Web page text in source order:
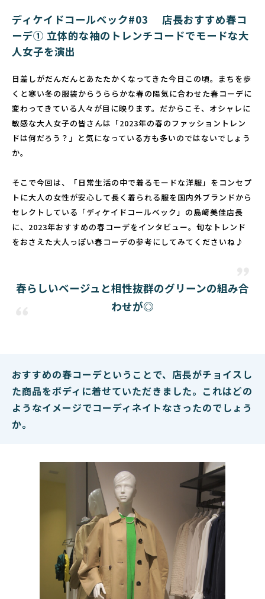
ディケイドコールベック#03 店長おすすめ春コ
ーデ① 立体的な袖のトレンチコードでモードな大
人女子を演出
日差しがだんだんとあたたかくなってきた今日この頃。まちを歩
くと寒い冬の服装からうららかな春の陽気に合わせた春コーデに
変わってきている人々が目に映ります。だからこそ、オシャレに
敏感な大人女子の皆さんは「2023年の春のファッショントレン
ドは何だろう？」と気になっている方も多いのではないでしょう
か。
そこで今回は、「日常生活の中で着るモードな洋服」をコンセプ
トに大人の女性が安心して長く着られる服を国内外ブランドから
セレクトしている「ディケイドコールベック」の島﨑美佳店長
に、2023年おすすめの春コーデをインタビュー。旬なトレンド
をおさえた大人っぽい春コーデの参考にしてみてくださいね♪
春らしいベージュと相性抜群のグリーンの組み合
わせが◎
おすすめの春コーデということで、店長がチョイスし
た商品をボディに着せていただきました。これはどの
ようなイメージでコーディネイトなさったのでしょう
か。